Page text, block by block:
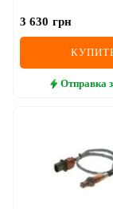
3 630 грн
Отправка